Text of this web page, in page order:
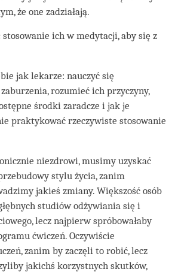
że one zadziałają.
stosowanie ich w medytacji, aby się z
jak lekarze: nauczyć się
rozumieć ich przyczyny,
środki zaradcze i jak je
praktykować rzeczywiste stosowanie
niezdrowi, musimy uzyskać
stylu życia, zanim
jakieś zmiany. Większość osób
studiów odżywiania się i
lecz najpierw spróbowałaby
ćwiczeń. Oczywiście
zanim by zaczęli to robić, lecz
jakichś korzystnych skutków,